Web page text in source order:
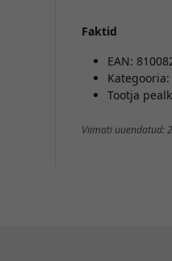
Faktid
EAN:
Tootja
Viimati uuendatud: